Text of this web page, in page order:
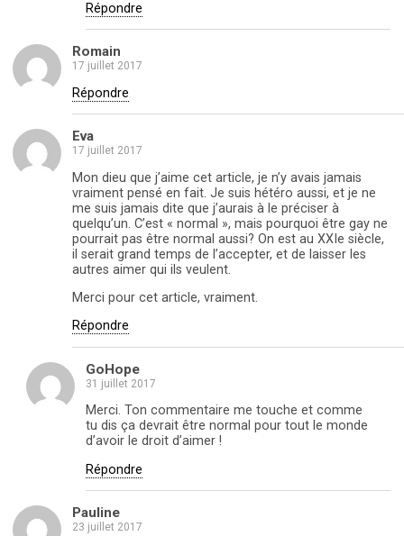
Répondre
Romain
17 juillet 2017
Répondre
Eva
17 juillet 2017
Mon dieu que j’aime cet article, je n’y avais jamais
vraiment pensé en fait. Je suis hétéro aussi, et je ne
me suis jamais dite que j’aurais à le préciser à
quelqu’un. C’est « normal », mais pourquoi être gay ne
pourrait pas être normal aussi? On est au XXIe siècle,
il serait grand temps de l’accepter, et de laisser les
autres aimer qui ils veulent.
Merci pour cet article, vraiment.
Répondre
GoHope
31 juillet 2017
Merci. Ton commentaire me touche et comme
tu dis ça devrait être normal pour tout le monde
d’avoir le droit d’aimer !
Répondre
Pauline
23 juillet 2017